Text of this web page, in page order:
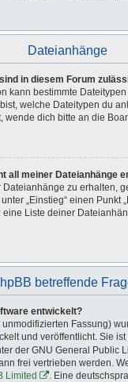
Dateianhänge
in diesem Forum
kann bestimmte
welche Dateitypen du
wende dich bitte an die
all meiner Dateianhänge
zu erhalten,
„Einstieg“ einen Punkt
eine Liste deiner
betreffende
entwickelt?
Fassung)
und veröffentlicht. Sie
der GNU General Public
frei vertrieben werden.
Limited
. Eine